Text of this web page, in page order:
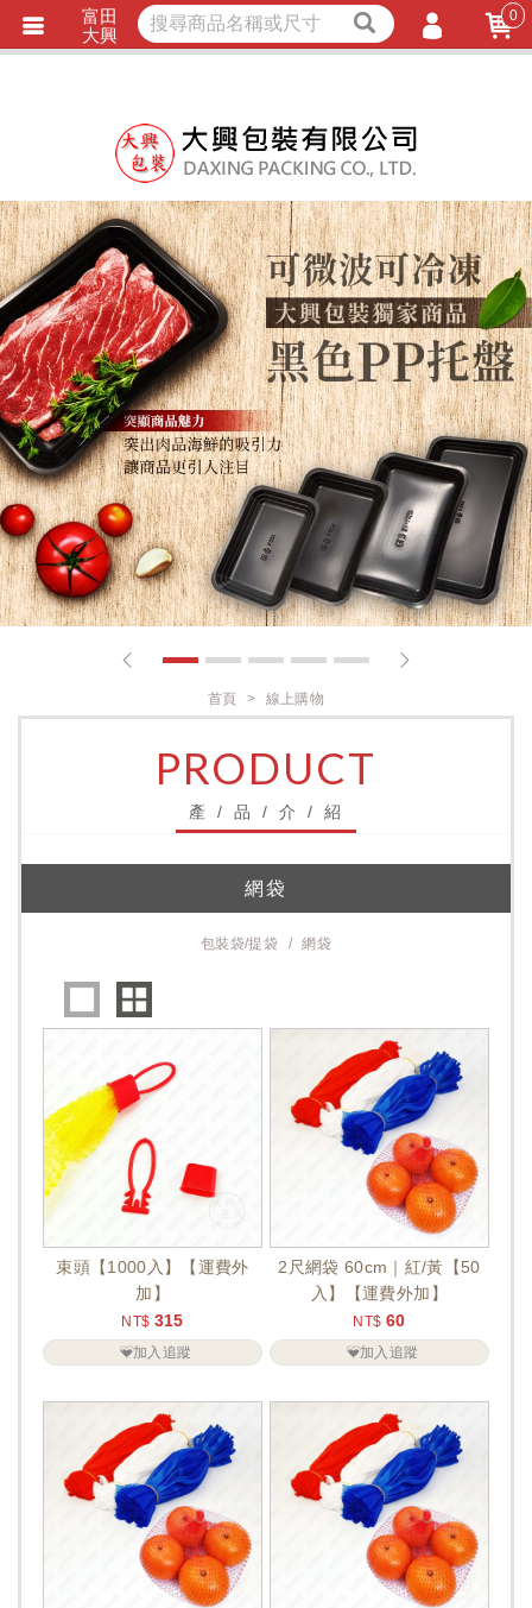
立即詢價 LINE詢問
1 2 3 4 5
首頁 線上購物
PRODUCT
產 / 品 / 介 / 紹
網袋
包裝袋/提袋 網袋
束頭【1000入】【運費外
加】
NT$ 315
加入追蹤
2尺網袋 60cm｜紅/黃【50
入】【運費外加】
NT$ 60
加入追蹤
富田
大興
0
會員註冊
忘記密碼
訂單查詢
TRACK LISTING追 / 蹤 / 清 / 單
匯款通知
獨家商品 耐熱內襯